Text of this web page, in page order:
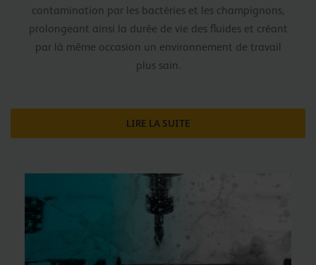
contamination par les bactéries et les champignons,
prolongeant ainsi la durée de vie des fluides et créant
par là même occasion un environnement de travail
plus sain.
LIRE LA SUITE